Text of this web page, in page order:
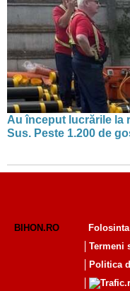
Au început lucrările la
Sus. Peste 1.200 de
BIHON.RO
Termeni
Politica